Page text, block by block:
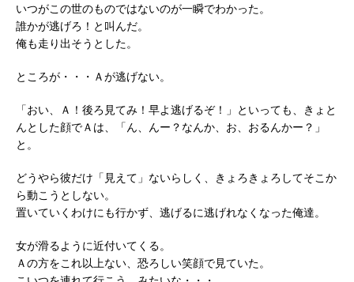
いつがこの世のものではないのが一瞬でわかった。
誰かが逃げろ！と叫んだ。
俺も走り出そうとした。
ところが・・・Ａが逃げない。
「おい、Ａ！後ろ見てみ！早よ逃げるぞ！」といっても、きょと
んとした顔でＡは、「ん、んー？なんか、お、おるんかー？」
と。
どうやら彼だけ「見えて」ないらしく、きょろきょろしてそこか
ら動こうとしない。
置いていくわけにも行かず、逃げるに逃げれなくなった俺達。
女が滑るように近付いてくる。
Ａの方をこれ以上ない、恐ろしい笑顔で見ていた。